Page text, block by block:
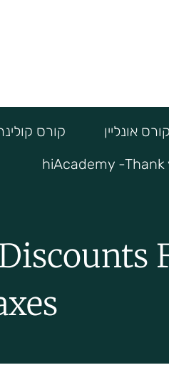
אונליין
קורס
hiAcademy -Thank